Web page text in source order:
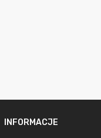
INFORMACJE